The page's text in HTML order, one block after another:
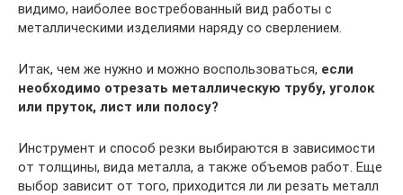
видимо, наиболее востребованный вид работы с
металлическими изделиями наряду со сверлением.
Итак, чем же нужно и можно воспользоваться, если
необходимо отрезать металлическую трубу, уголок
или пруток, лист или полосу?
Инструмент и способ резки выбираются в зависимости
от толщины, вида металла, а также объемов работ. Еще
выбор зависит от того, приходится ли ли резать металл